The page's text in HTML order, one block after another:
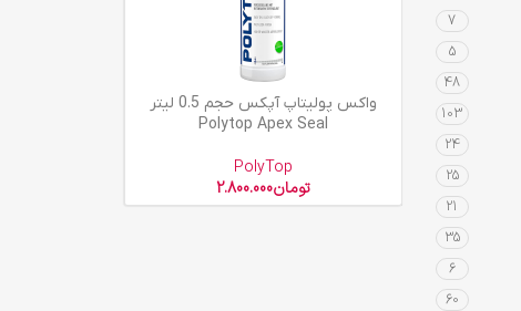
7
5
48
103
24
25
21
35
6
60
افزودن به سبد خرید
واکس پولیتاپ آپکس حجم 0.5 لیتر
Polytop Apex Seal
PolyTop
تومان2.800.000